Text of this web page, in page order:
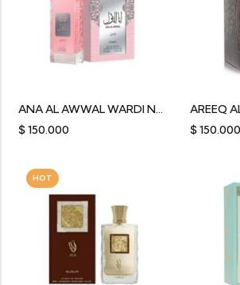
ANA AL AWWAL WARDI NUSUK
$150.000
AREEQ
$150.000
HOT